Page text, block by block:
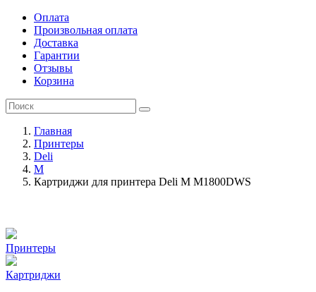
Оплата
Произвольная оплата
Доставка
Гарантии
Отзывы
Корзина
Главная
Принтеры
Deli
M
Картриджи для принтера Deli M M1800DWS
Принтеры
Картриджи